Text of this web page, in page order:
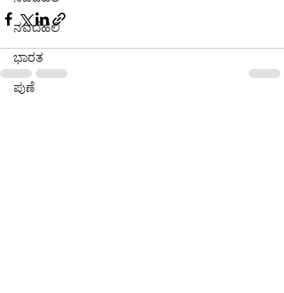
ನವದೆಹಲಿ
ಭಾರತ
ಪುಣೆ